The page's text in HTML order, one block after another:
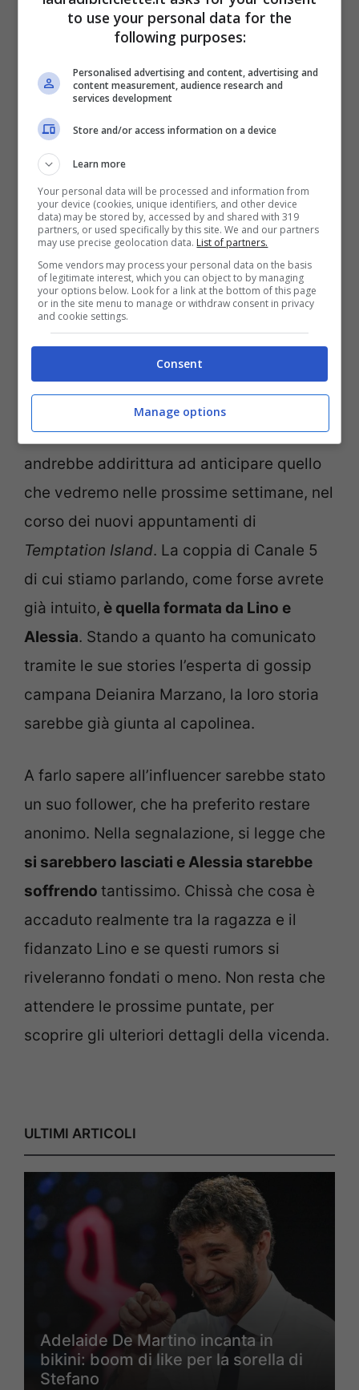
A lanciare l’indiscrezione sulla coppia, è stata l’esperta di
gossip Deianira Marzano (Instagram
@deianiramarzanoofficial_) – ladradibiciclette.it
Lei è molto innamorata di lui e, a quanto
pare, ha deciso di partecipare a
Temptation Island
di credere, più di una volta, di essere stata
tradita dal partner. Non appena arrivati
all’Is Morus Relais, lui ha avuto dei
comportamenti che hanno fatto adirare la
fidanzata e l’hanno portata a chiedere il
falò di confronto. Proprio su di loro
sembrerebbe essere emersa, da poco, una
notizia sconcertante.
Lo scoop in questione, se confermato,
andrebbe addirittura ad anticipare quello
che vedremo nelle prossime settimane, nel
corso dei nuovi appuntamenti di
Temptation Island. La coppia di Canale 5
di cui stiamo parlando, come forse avrete
già intuito, è quella formata da Lino e
Alessia. Stando a quanto ha comunicato
tramite le sue stories l’esperta di gossip
campana Deianira Marzano, la loro storia
sarebbe già giunta al capolinea.
A farlo sapere all’influencer sarebbe stato
un suo follower, che ha preferito restare
anonimo. Nella segnalazione, si legge che
si sarebbero lasciati e Alessia starebbe
soffrendo tantissimo. Chissà che cosa è
accaduto realmente tra la ragazza e il
fidanzato Lino e se questi rumors si
riveleranno fondati o meno. Non resta che
attendere le prossime puntate, per
scoprire gli ulteriori dettagli della vicenda.
ULTIMI ARTICOLI
Adelaide De Martino incanta in
bikini: boom di like per la sorella di
Stefano
to use your personal data for the
following purposes:
Personalised advertising and content, advertising and
content measurement, audience research and
services development
Store and/or access information on a device
Learn more
Your personal data will be processed and information from
your device (cookies, unique identifiers, and other device
data) may be stored by, accessed by and shared with 319
partners, or used specifically by this site. We and our partners
may use precise geolocation data. List of partners.
Some vendors may process your personal data on the basis
of legitimate interest, which you can object to by managing
your options below. Look for a link at the bottom of this page
or in the site menu to manage or withdraw consent in privacy
and cookie settings.
Consent
Manage options